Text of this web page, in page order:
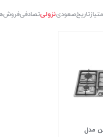
تاریخصعودینزولیتصادفی
مدل